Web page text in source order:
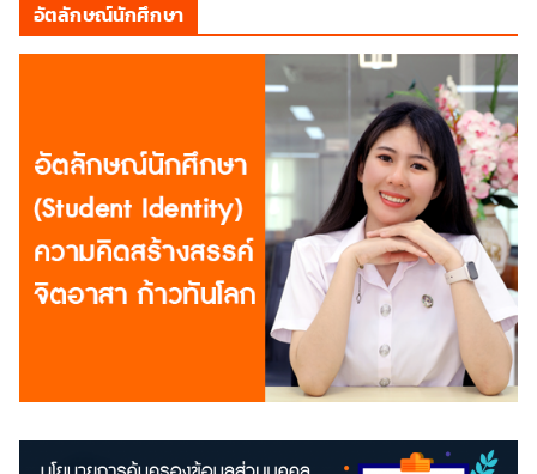
อัตลักษณ์นักศึกษา